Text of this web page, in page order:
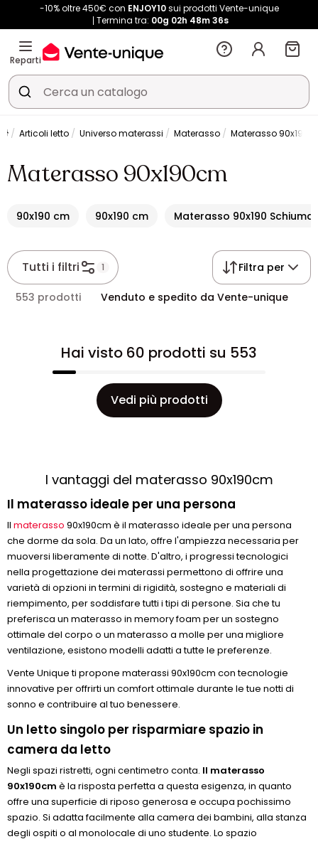
-10% oltre 450€ con ENJOY10sui prodotti Vente-unique
Termina tra: 00g 02h 48m 35s
Reparti
Articoli letto Universo materassi Materasso Materasso
Materasso 90x190cm
90x190 cm 90x190 cm Materasso 90x190 Schiuma
Tutti i filtri 1 Filtra per
553 prodotti Venduto e spedito da Vente-unique
Hai visto 60 prodotti su 553
Vedi più prodotti
I vantaggi del materasso 90x190cm
Il materasso ideale per una persona
Il materasso 90x190cm è il materasso ideale per una persona
che dorme da sola. Da un lato, offre l'ampiezza necessaria per
muoversi liberamente di notte. D'altro, i progressi tecnologici
nella progettazione dei materassi permettono di offrire una
varietà di opzioni in termini di rigidità, sostegno e materiali di
riempimento, per soddisfare tutti i tipi di persone. Sia che tu
preferisca un materasso in memory foam per un sostegno
ottimale del corpo o un materasso a molle per una migliore
ventilazione, esistono modelli adatti a tutte le preferenze.
Vente Unique ti propone materassi 90x190cm con tecnologie
innovative per offrirti un comfort ottimale durante le tue notti di
sonno e contribuire al tuo benessere.
Un letto singolo per risparmiare spazio in
camera da letto
Negli spazi ristretti, ogni centimetro conta. Il materasso
90x190cm è la risposta perfetta a questa esigenza, in quanto
offre una superficie di riposo generosa e occupa pochissimo
spazio. Si adatta facilmente alla camera dei bambini, alla stanza
degli ospiti o al monolocale di uno studente. Lo spazio